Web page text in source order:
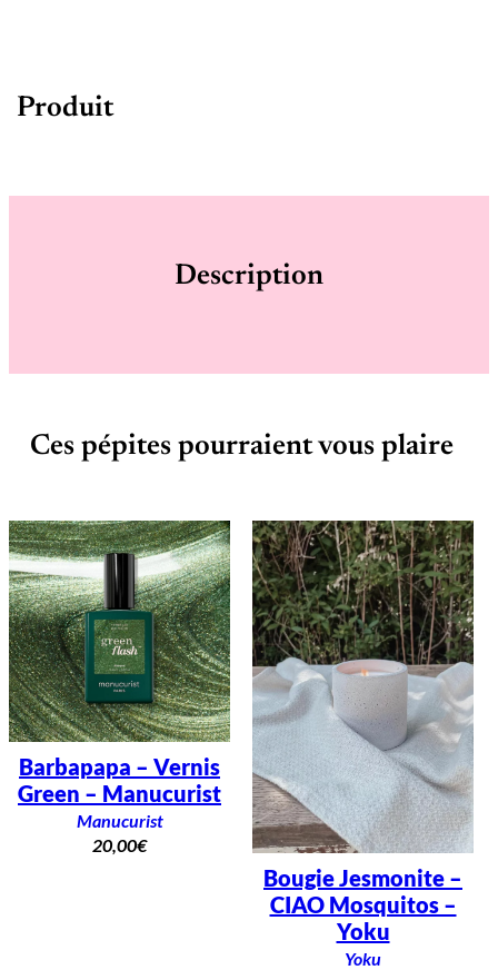
Produit
Description
Ces pépites pourraient vous plaire
Barbapapa – Vernis
Green – Manucurist
Manucurist
20,00€
Bougie Jesmonite –
CIAO Mosquitos –
Yoku
Yoku